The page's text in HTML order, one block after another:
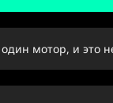
мотор, и это